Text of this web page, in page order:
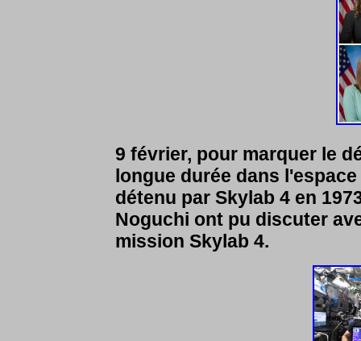
9 février, pour marquer le
longue durée dans
détenu par Skylab 4 en
Noguchi ont pu discuter
mission Skylab 4.